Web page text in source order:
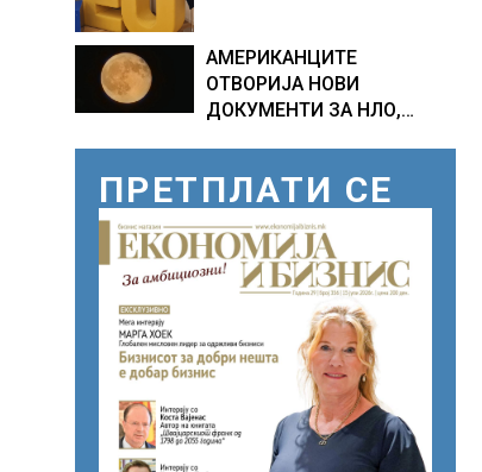
АМЕРИКАНЦИТЕ
ОТВОРИЈА НОВИ
ДОКУМЕНТИ ЗА НЛО,
снимки за „Големи темни
триаголници со светла“
ПРЕТПЛАТИ СЕ